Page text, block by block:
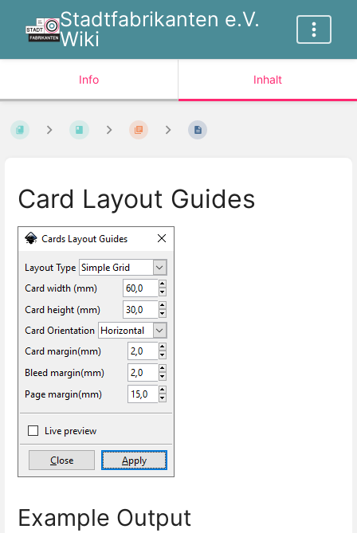
Stadtfabrikanten e.V.
Wiki
Info Inhalt
Card Layout Guides
Example Output